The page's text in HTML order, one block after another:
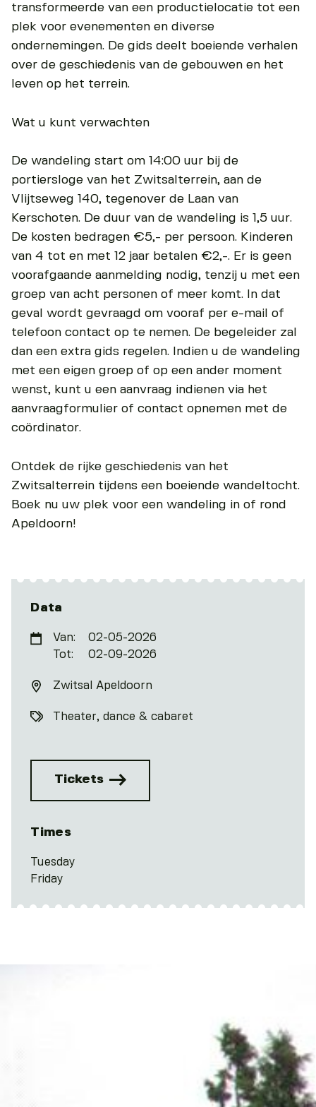
transformeerde van een productielocatie tot een
plek voor evenementen en diverse
ondernemingen. De gids deelt boeiende verhalen
over de geschiedenis van de gebouwen en het
leven op het terrein.
Wat u kunt verwachten
De wandeling start om 14:00 uur bij de
portiersloge van het Zwitsalterrein, aan de
Vlijtseweg 140, tegenover de Laan van
Kerschoten. De duur van de wandeling is 1,5 uur.
De kosten bedragen €5,- per persoon. Kinderen
van 4 tot en met 12 jaar betalen €2,-. Er is geen
voorafgaande aanmelding nodig, tenzij u met een
groep van acht personen of meer komt. In dat
geval wordt gevraagd om vooraf per e-mail of
telefoon contact op te nemen. De begeleider zal
dan een extra gids regelen. Indien u de wandeling
met een eigen groep of op een ander moment
wenst, kunt u een aanvraag indienen via het
aanvraagformulier of contact opnemen met de
coördinator.
Ontdek de rijke geschiedenis van het
Zwitsalterrein tijdens een boeiende wandeltocht.
Boek nu uw plek voor een wandeling in of rond
Apeldoorn!
Data
Van:
02-05-2026
Tot:
02-09-2026
Zwitsal Apeldoorn
Theater, dance & cabaret
Tickets
Times
Tuesday
Friday